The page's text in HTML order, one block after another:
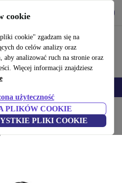
cookie
cookie" zgadzam się na
do celów analizy oraz
analizować ruch na stronie oraz
Więcej informacji znajdziesz
użyteczność
PLIKÓW COOKIE
PLIKI COOKIE
Słuchawki